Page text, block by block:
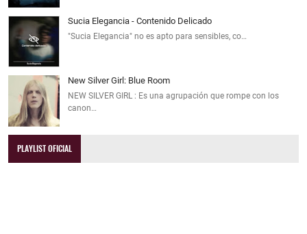
Sucia Elegancia - Contenido Delicado
"Sucia Elegancia" no es apto para sensibles, co…
New Silver Girl: Blue Room
NEW SILVER GIRL : Es una agrupación que rompe con los
canon…
PLAYLIST OFICIAL